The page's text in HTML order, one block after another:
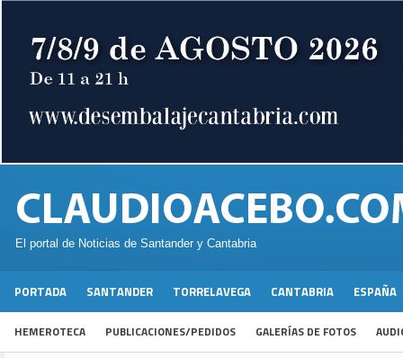
El portal de Noticias de Santander y Cantabria
PORTADA SANTANDER TORRELAVEGA CANTABRIA ESPAÑA
HEMEROTECA PUBLICACIONES/PEDIDOS GALERÍAS DE FOTOS